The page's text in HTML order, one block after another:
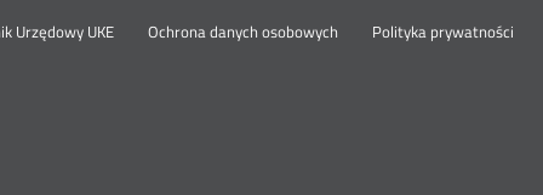
Urzędowy UKE Otwórz
Ochrona danych osobowych Polityka prywatności